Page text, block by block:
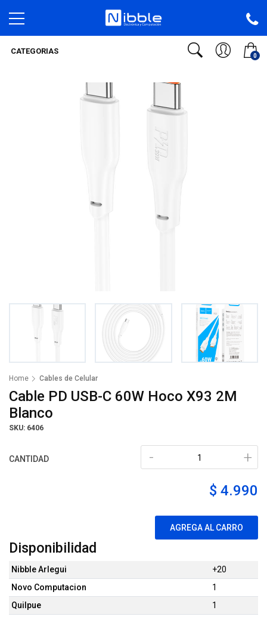
0
CATEGORIAS
Home Cables de Celular
Cable PD USB-C 60W Hoco X93 2M
Blanco
SKU: 6406
CANTIDAD +
-
$ 4.990
AGREGA AL CARRO
Disponibilidad
Nibble Arlegui
+20
Novo Computacion
1
Quilpue
1